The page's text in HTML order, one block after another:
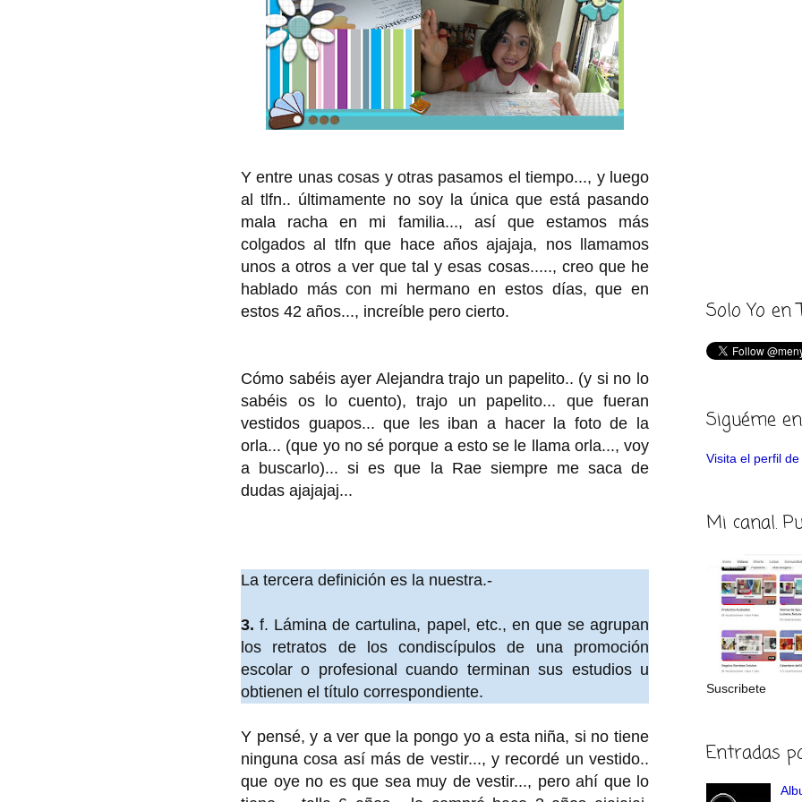
Y entre unas cosas y otras pasamos el tiempo..., y luego
al tlfn.. últimamente no soy la única que está pasando
mala racha en mi familia..., así que estamos más
colgados al tlfn que hace años ajajaja, nos llamamos
unos a otros a ver que tal y esas cosas....., creo que he
hablado más con mi hermano en estos días, que en
estos 42 años..., increíble pero cierto.
Cómo sabéis ayer Alejandra trajo un papelito.. (y si no lo
sabéis os lo cuento), trajo un papelito... que fueran
vestidos guapos... que les iban a hacer la foto de la
orla... (que yo no sé porque a esto se le llama orla..., voy
a buscarlo)... si es que la Rae siempre me saca de
dudas ajajajaj...
La tercera definición es la nuestra.-
3.f. Lámina de cartulina, papel, etc., en que se agrupan
los retratos de los condiscípulos de una promoción
escolar o profesional cuando terminan sus estudios u
obtienen el título correspondiente.
Y pensé, y a ver que la pongo yo a esta niña, si no tiene
ninguna cosa así más de vestir..., y recordé un vestido..
que oye no es que sea muy de vestir..., pero ahí que lo
Solo Yo en
Siguéme
Visita el perfil
Mi canal.
Suscribete
Entradas